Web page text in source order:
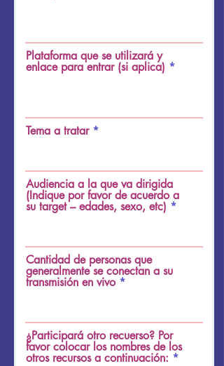
Plataforma que se utilizará y
enlace para entrar (si aplica)
Tema a tratar
Audiencia a la que va dirigida
(Indique por favor de acuerdo a
su target – edades, sexo, etc)
Cantidad de personas que
generalmente se conectan a su
transmisión en vivo
¿Participará otro recuerso? Por
favor colocar los nombres de los
otros recursos a continuación: